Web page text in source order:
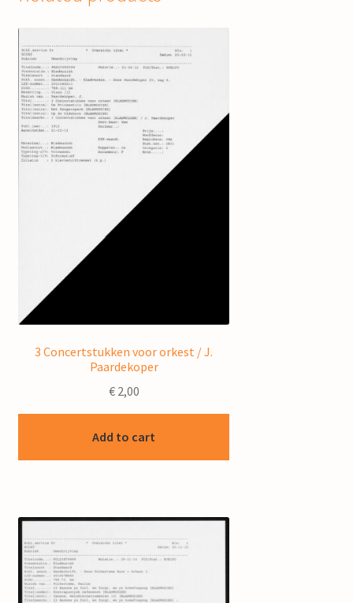
3 Concertstukken voor orkest / J.
Paardekoper
€2,00
Add to cart